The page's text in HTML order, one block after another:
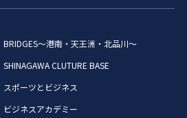
BRIDGES～港南・天王洲・北品川～
SHINAGAWA CLUTURE BASE
スポーツとビジネス
ビジネスアカデミー